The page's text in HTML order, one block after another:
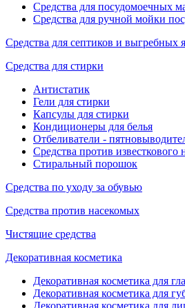
Средства для посудомоечных
Средства для ручной мойки
Средства для септиков и выгребных
Средства для стирки
Антистатик
Гели для стирки
Капсулы для стирки
Кондиционеры для белья
Отбеливатели -
Средства против известкового
Стиральный порошок
Средства по уходу за обувью
Средства против насекомых
Чистящие средства
Декоративная косметика
Декоративная косметика для
Декоративная косметика для
Декоративная косметика для